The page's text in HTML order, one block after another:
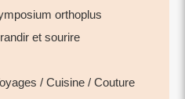
orthoplus
et sourire
/ Cuisine / Couture